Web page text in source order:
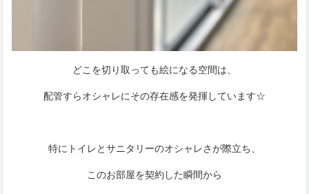
どこを切り取っても絵になる空間は、
配管すらオシャレにその存在感を発揮しています☆
特にトイレとサニタリーのオシャレさが際立ち、
このお部屋を契約した瞬間から